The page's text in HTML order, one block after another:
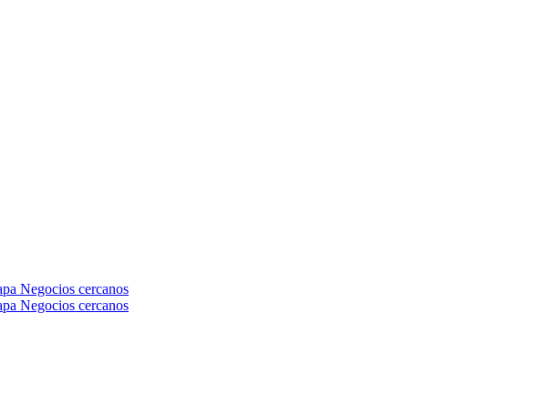
Negocios cercanos
Negocios cercanos